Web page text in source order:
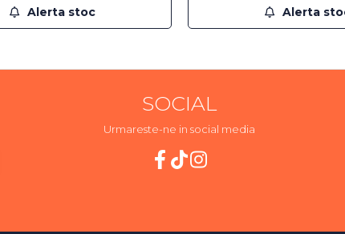
Alerta stoc Alerta
SOCIAL
Urmareste-ne in social media